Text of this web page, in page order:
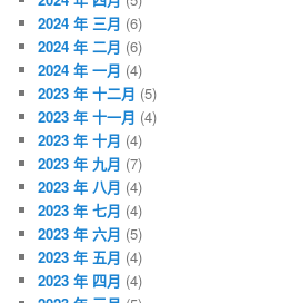
2024 年 三月 (6)
2024 年 二月 (6)
2024 年 一月 (4)
2023 年 十二月 (5)
2023 年 十一月 (4)
2023 年 十月 (4)
2023 年 九月 (7)
2023 年 八月 (4)
2023 年 七月 (4)
2023 年 六月 (5)
2023 年 五月 (4)
2023 年 四月 (4)